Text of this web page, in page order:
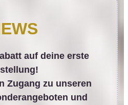
auf deine erste
Zugang zu unseren
und